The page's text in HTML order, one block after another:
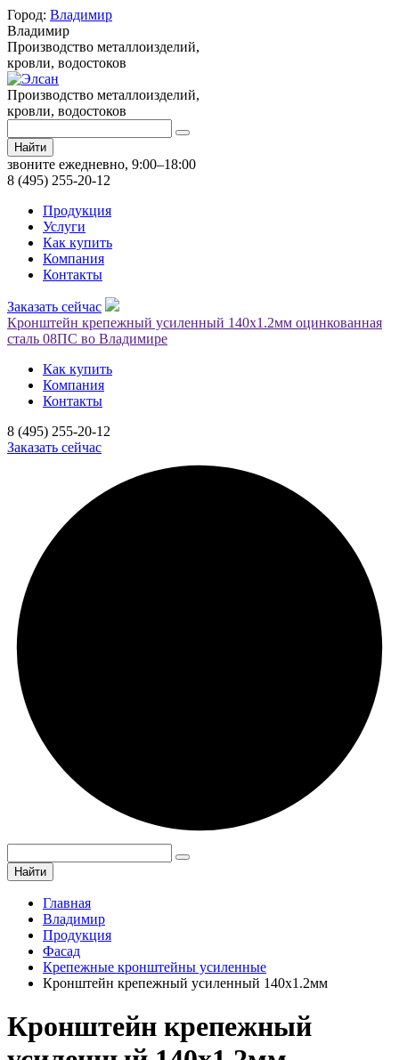
Город: Владимир
Владимир
Производство металлоизделий,
кровли, водостоков
Производство металлоизделий,
кровли, водостоков
Найти
звоните ежедневно, 9:00–18:00
8 (495) 255-20-12
Продукция
Услуги
Как купить
Компания
Контакты
Заказать сейчас
Кронштейн крепежный усиленный 140х1.2мм оцинкованная
сталь 08ПС во Владимире
Как купить
Компания
Контакты
8 (495) 255-20-12
Заказать сейчас
Найти
Главная
Владимир
Продукция
Фасад
Крепежные кронштейны усиленные
Кронштейн крепежный усиленный 140х1.2мм
Кронштейн крепежный